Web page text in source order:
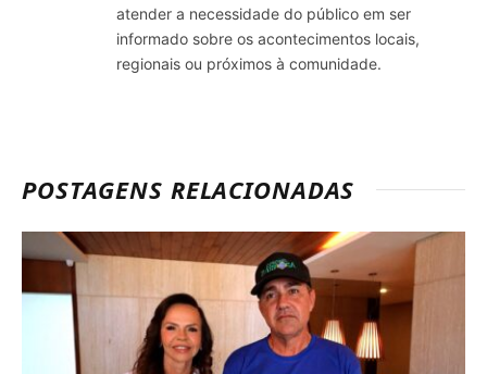
atender a necessidade do público em ser
informado sobre os acontecimentos locais,
regionais ou próximos à comunidade.
POSTAGENS RELACIONADAS